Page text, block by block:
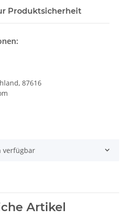
Produktsicherheit
87616
verfügbar
Artikel